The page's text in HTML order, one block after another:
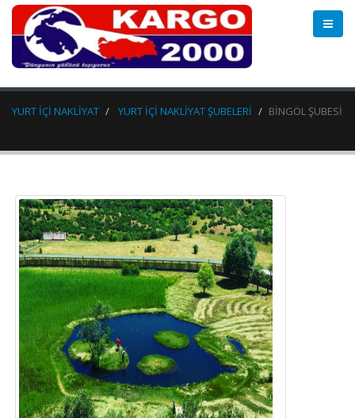
YURT İÇİ NAKLİYAT YURT İÇİ NAKLİYAT ŞUBELERİ BİNGÖL ŞUBESİ